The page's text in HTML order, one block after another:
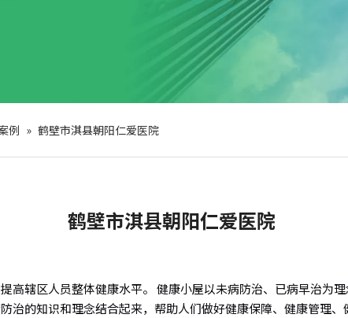
例 » 鹤壁市淇县朝阳仁爱医院
鹤壁市淇县朝阳仁爱医院
高辖区人员整体健康水平。 健康小屋以未病防治、已病早治为
的知识和理念结合起来，帮助人们做好健康保障、健康管理、